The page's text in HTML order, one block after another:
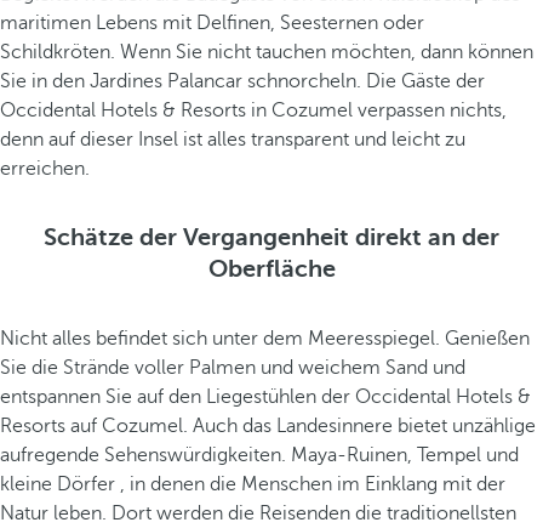
maritimen Lebens mit Delfinen, Seesternen oder
Schildkröten. Wenn Sie nicht tauchen möchten, dann können
Sie in den Jardines Palancar schnorcheln. Die Gäste der
Occidental Hotels & Resorts in Cozumel verpassen nichts,
denn auf dieser Insel ist alles transparent und leicht zu
erreichen.
Schätze der Vergangenheit direkt an der
Oberfläche
Nicht alles befindet sich unter dem Meeresspiegel. Genießen
Sie die Strände voller Palmen und weichem Sand und
entspannen Sie auf den Liegestühlen der Occidental Hotels &
Resorts auf Cozumel. Auch das Landesinnere bietet unzählige
aufregende Sehenswürdigkeiten. Maya-Ruinen, Tempel und
kleine Dörfer , in denen die Menschen im Einklang mit der
Natur leben. Dort werden die Reisenden die traditionellsten